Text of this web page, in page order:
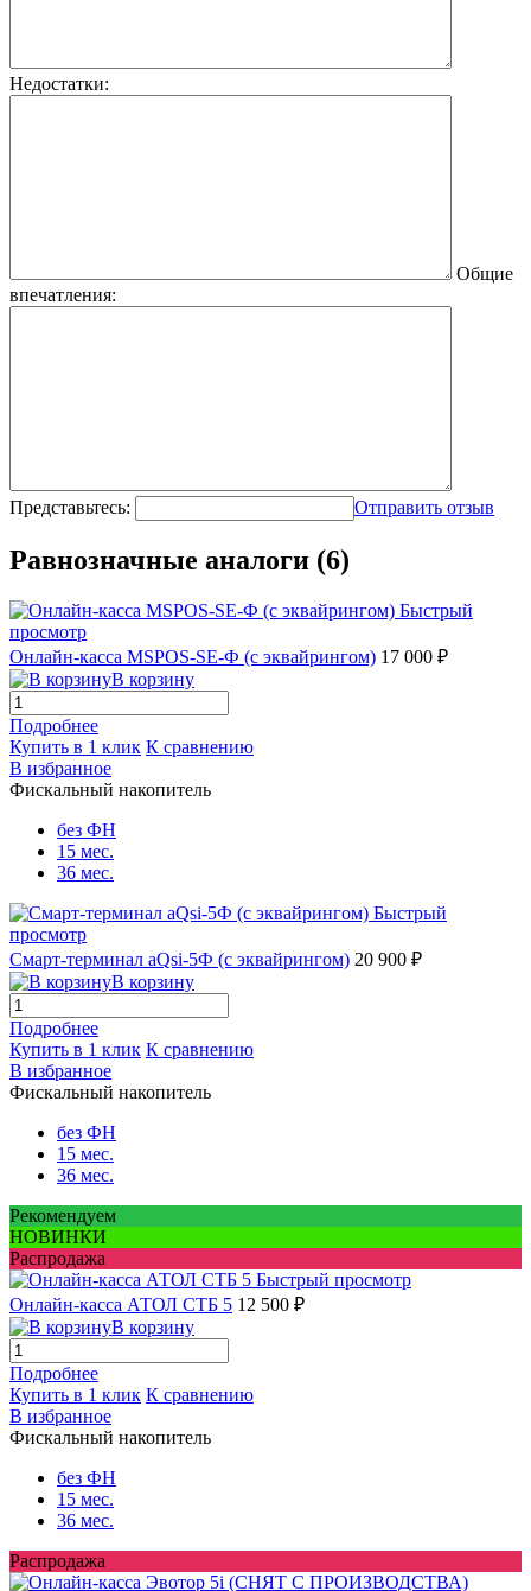
Недостатки:
Общие
впечатления:
Представьтесь: Отправить отзыв
Равнозначные аналоги (6)
Быстрый
просмотр
Онлайн-касса MSPOS-SE-Ф (с эквайрингом) 17 000 ₽
В корзину
Подробнее
Купить в 1 клик К сравнению
В избранное
Фискальный накопитель
без ФН
15 мес.
36 мес.
Быстрый
просмотр
Смарт-терминал aQsi-5Ф (с эквайрингом) 20 900 ₽
В корзину
Подробнее
Купить в 1 клик К сравнению
В избранное
Фискальный накопитель
без ФН
15 мес.
36 мес.
Рекомендуем
НОВИНКИ
Распродажа
Быстрый просмотр
Онлайн-касса АТОЛ СТБ 5 12 500 ₽
В корзину
Подробнее
Купить в 1 клик К сравнению
В избранное
Фискальный накопитель
без ФН
15 мес.
36 мес.
Распродажа